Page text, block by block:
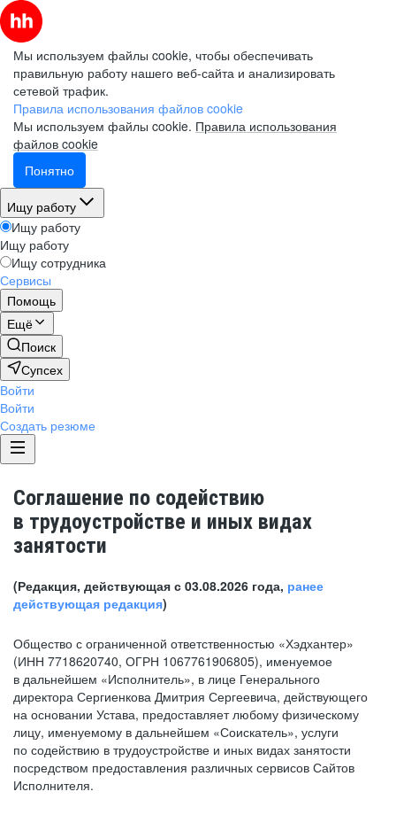
Мы используем файлы cookie, чтобы обеспечивать
правильную работу нашего веб-сайта и анализировать
сетевой трафик.
Правила использования файлов cookie
Мы используем файлы cookie. Правила использования
файлов cookie
Понятно
Ищу работу
Ищу работу
Ищу работу
Ищу сотрудника
Сервисы
Помощь
Ещё
Поиск
Супсех
Войти
Войти
Создать резюме
Соглашение по содействию
в трудоустройстве и иных видах
занятости
(Редакция, действующая с 03.08.2026 года, ранее
действующая редакция)
Общество с ограниченной ответственностью «Хэдхантер»
(ИНН 7718620740, ОГРН 1067761906805), именуемое
в дальнейшем «Исполнитель», в лице Генерального
директора Сергиенкова Дмитрия Сергеевича, действующего
на основании Устава, предоставляет любому физическому
лицу, именуемому в дальнейшем «Соискатель», услуги
по содействию в трудоустройстве и иных видах занятости
посредством предоставления различных сервисов Сайтов
Исполнителя.